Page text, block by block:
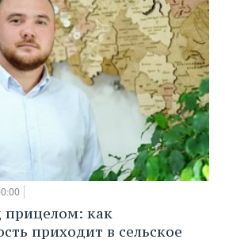
прицелом: как
приходит в сельское